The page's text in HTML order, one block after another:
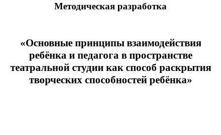
Методическая разработка
«Основные принципы взаимодействия
ребёнка и педагога в пространстве
театральной студии как способ раскрытия
творческих способностей ребёнка»